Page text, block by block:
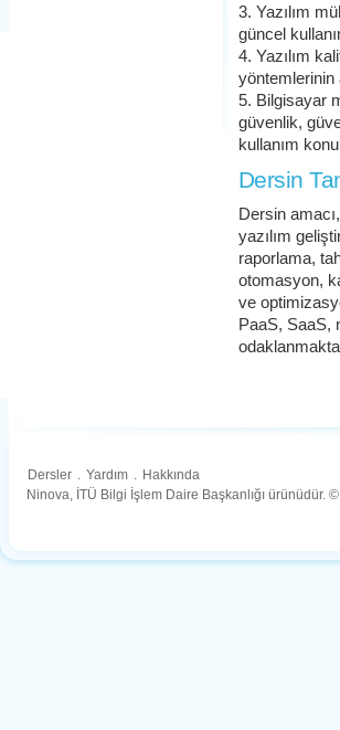
3. Yazılım
güncel
4. Yazılım
yöntemlerinin
5. Bilgisayar
güvenlik,
kullanım
Dersin
Dersin
yazılım
raporlama,
otomasyon,
ve
PaaS, SaaS,
Dersler . Yardım . Hakkında
Ninova, İTÜ Bilgi İşlem Daire Başkanlığı ürünüdür.